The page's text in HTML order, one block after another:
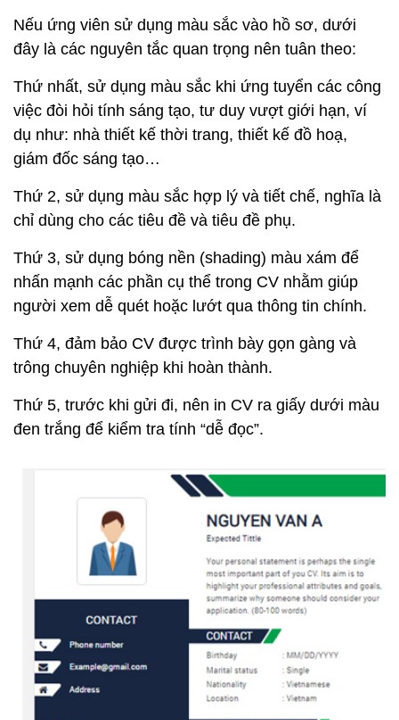
Nếu ứng viên sử dụng màu sắc vào hồ sơ, dưới
đây là các nguyên tắc quan trọng nên tuân theo:
Thứ nhất, sử dụng màu sắc khi ứng tuyển các công
việc đòi hỏi tính sáng tạo, tư duy vượt giới hạn, ví
dụ như: nhà thiết kế thời trang, thiết kế đồ hoạ,
giám đốc sáng tạo…
Thứ 2, sử dụng màu sắc hợp lý và tiết chế, nghĩa là
chỉ dùng cho các tiêu đề và tiêu đề phụ.
Thứ 3, sử dụng bóng nền (shading) màu xám để
nhấn mạnh các phần cụ thể trong CV nhằm giúp
người xem dễ quét hoặc lướt qua thông tin chính.
Thứ 4, đảm bảo CV được trình bày gọn gàng và
trông chuyên nghiệp khi hoàn thành.
Thứ 5, trước khi gửi đi, nên in CV ra giấy dưới màu
đen trắng để kiểm tra tính “dễ đọc”.